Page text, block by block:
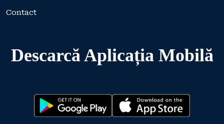
Contact
Descarcă Aplicația Mobilă